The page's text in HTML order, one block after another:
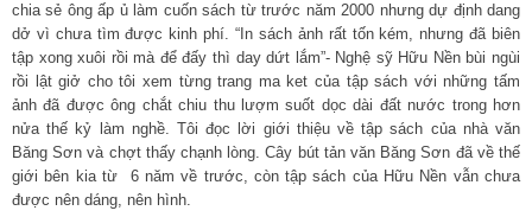
chia sẻ ông ấp ủ làm cuốn sách từ trước năm 2000 nhưng dự định dang
dở vì chưa tìm được kinh phí. “In sách ảnh rất tốn kém, nhưng đã biên
tập xong xuôi rồi mà để đấy thì day dứt lắm”- Nghệ sỹ Hữu Nền bùi ngùi
rồi lật giở cho tôi xem từng trang ma ket của tập sách với những tấm
ảnh đã được ông chắt chiu thu lượm suốt dọc dài đất nước trong hơn
nửa thế kỷ làm nghề. Tôi đọc lời giới thiệu về tập sách của nhà văn
Băng Sơn và chợt thấy chạnh lòng. Cây bút tản văn Băng Sơn đã về thế
giới bên kia từ 6 năm về trước, còn tập sách của Hữu Nền vẫn chưa
được nên dáng, nên hình.